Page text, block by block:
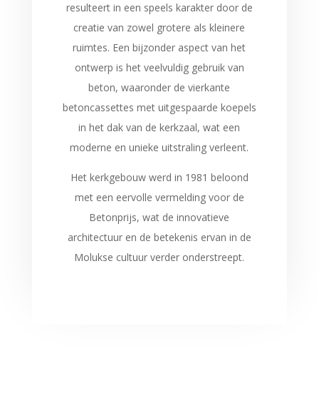
resulteert in een speels karakter door de
creatie van zowel grotere als kleinere
ruimtes. Een bijzonder aspect van het
ontwerp is het veelvuldig gebruik van
beton, waaronder de vierkante
betoncassettes met uitgespaarde koepels
in het dak van de kerkzaal, wat een
moderne en unieke uitstraling verleent.
Het kerkgebouw werd in 1981 beloond
met een eervolle vermelding voor de
Betonprijs, wat de innovatieve
architectuur en de betekenis ervan in de
Molukse cultuur verder onderstreept.